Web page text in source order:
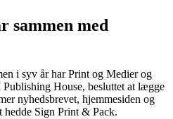
sammen med
i syv år har Print og Medier og
House, besluttet at lægge
nyhedsbrevet, hjemmesiden og
hedde Sign Print & Pack.